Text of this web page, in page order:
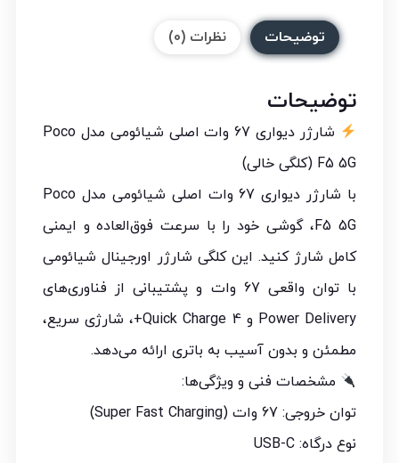
توضیحات نظرات (0)
توضیحات
شارژر دیواری 67 وات اصلی شیائومی مدل Poco
F5 5G (کلگی خالی)
با شارژر دیواری 67 وات اصلی شیائومی مدل Poco
F5 5G، گوشی خود را با سرعت فوق‌العاده و ایمنی
کامل شارژ کنید. این کلگی شارژر اورجینال شیائومی
با توان واقعی 67 وات و پشتیبانی از فناوری‌های
Power Delivery و Quick Charge 4+، شارژی سریع،
مطمئن و بدون آسیب به باتری ارائه می‌دهد.
مشخصات فنی و ویژگی‌ها:
توان خروجی: 67 وات (Super Fast Charging)
نوع درگاه: USB-C